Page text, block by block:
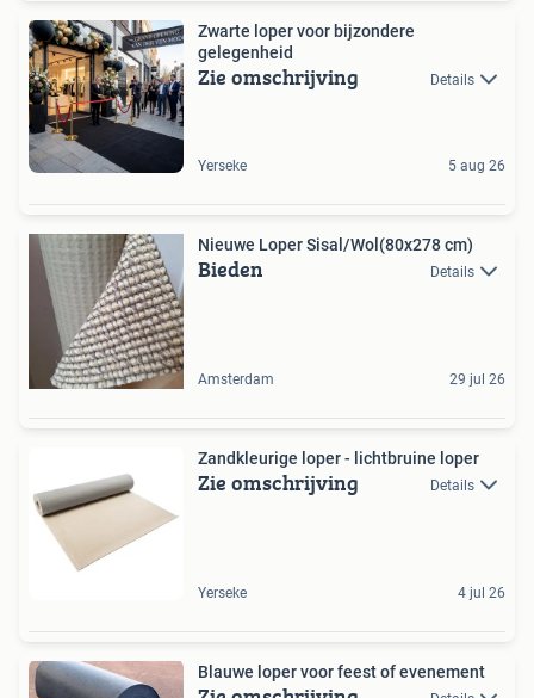
Zwarte loper voor bijzondere
gelegenheid
Zie omschrijving Details
Yerseke 5 aug 26
Nieuwe Loper Sisal/Wol(80x278 cm)
Bieden Details
Amsterdam 29 jul 26
Zandkleurige loper - lichtbruine loper
Zie omschrijving Details
Yerseke 4 jul 26
Blauwe loper voor feest of evenement